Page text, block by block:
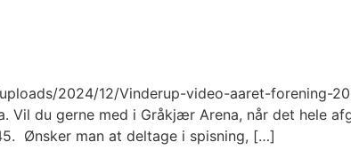
2024/12/Vinderup-video-aaret-forening-
du gerne med i Gråkjær Arena, når det hele
Ønsker man at deltage i spisning, […]